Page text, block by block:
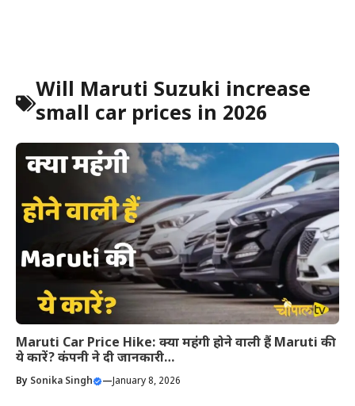
Will Maruti Suzuki increase
small car prices in 2026
Maruti Car Price Hike: क्या महंगी होने वाली हैं Maruti की
ये कारें? कंपनी ने दी जानकारी…
By Sonika Singh —January 8, 2026